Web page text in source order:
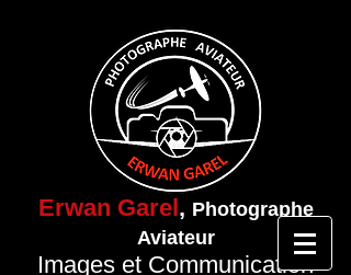
Erwan Garel, Photographe
Aviateur
Images et Communication